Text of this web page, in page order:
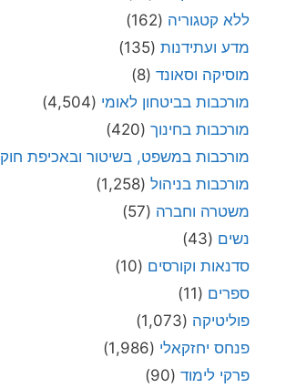
ללא קטגוריה (162)
מדע ועתידנות (135)
מוסיקה וסאונד (8)
מורכבות בביטחון לאומי (4,504)
מורכבות בחינוך (420)
מורכבות במשפט, בשיטור ובאכיפת חוק
מורכבות בניהול (1,258)
משטרה וחברה (57)
נשים (43)
סדנאות וקורסים (10)
ספרים (11)
פוליטיקה (1,073)
פנחס יחזקאלי (1,986)
פרקי לימוד (90)